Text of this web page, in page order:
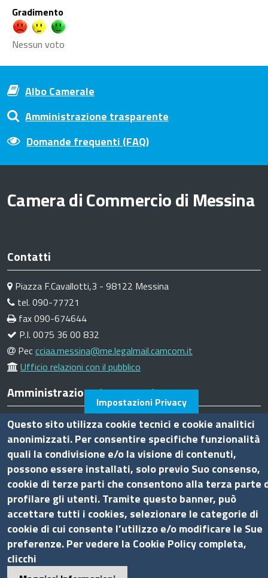
Gradimento
Nessun voto
Albo Camerale
Amministrazione trasparente
Domande frequenti (FAQ)
Camera di Commercio di Messina
Contatti
Piazza F.Cavallotti,3 - 98122 Messina
tel. 090-77721
fax 090-674644
P.I. 0075 36 00 832
Peccciaa.messina@me.legalmail.camcom.it
Ufficio relazioni con il pubblico
Amministrazione trasparente
Bandi di gara
Bilanci
Concorsi e selezioni
Procedimenti
Provvedimenti
Seguici su
Impostazioni Privacy
Questo sito utilizza cookie tecnici e cookie analitici
anonimizzati. Per consentire specifiche funzionalità
quali la condivisione e/o la visione di contenuti,
possono essere installati, solo previo Suo consenso,
cookie di terze parti che consentono alla terza parte
profilare gli utenti. Tramite questo banner, può
accettare tutti i cookies, selezionare le categorie di
cookie di cui consente l’utilizzo e/o modificare le Sue
preferenze. Per vedere la Cookie Policy completa,
clicchi